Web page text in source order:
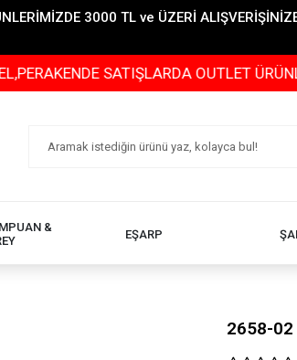
3000 TL ve ÜZERİ
SATIŞLARDA OUTLET
&
EŞARP
2658-02